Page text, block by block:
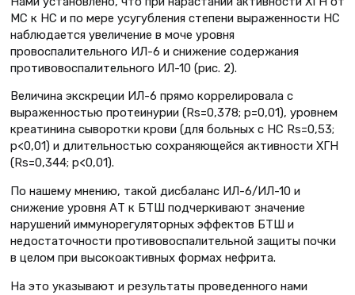
МС к НС и по мере усугубления степени выраженности НС
наблюдается увеличение в моче уровня
провоспалительного ИЛ-6 и снижение содержания
противовоспалительного ИЛ-10 (рис. 2).
Величина экскреции ИЛ-6 прямо коррелировала с
выраженностью протеинурии (Rs=0,378; p=0,01), уровнем
креатинина сыворотки крови (для больных с НС Rs=0,53;
p<0,01) и длительностью сохраняющейся активности ХГН
(Rs=0,344; p<0,01).
По нашему мнению, такой дисбаланс ИЛ-6/ИЛ-10 и
снижение уровня АТ к БТШ подчеркивают значение
нарушений иммунорегуляторных эффектов БТШ и
недостаточности противовоспалительной защиты почки
в целом при высокоактивных формах нефрита.
На это указывают и результаты проведенного нами